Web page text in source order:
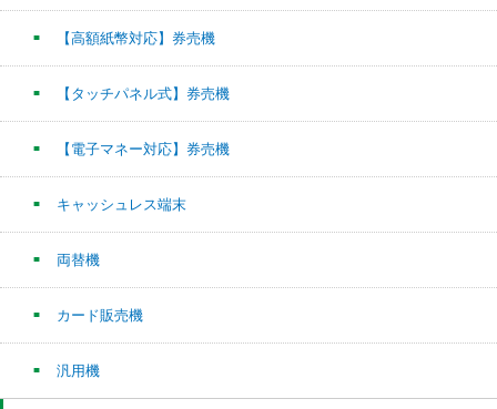
【高額紙幣対応】券売機
【タッチパネル式】券売機
【電子マネー対応】券売機
キャッシュレス端末
両替機
カード販売機
汎用機